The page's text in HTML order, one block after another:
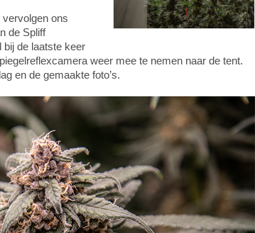
ons
de Spliff
bij de laatste keer
weer mee te nemen naar de tent.
en de gemaakte foto’s.